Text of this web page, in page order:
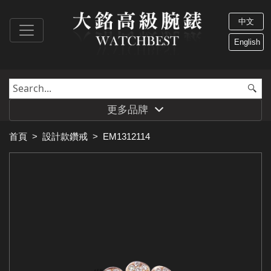
中文
English
更多品牌
首頁 > 設計款鑽戒 > EM1312114